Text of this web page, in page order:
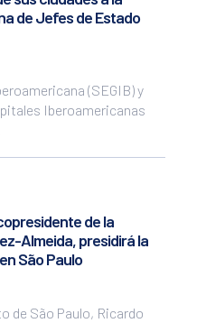
de Jefes de Estado
(SEGIB) y
Iberoamericanas
de la
Almeida, presidirá la
São Paulo
de São Paulo, Ricardo